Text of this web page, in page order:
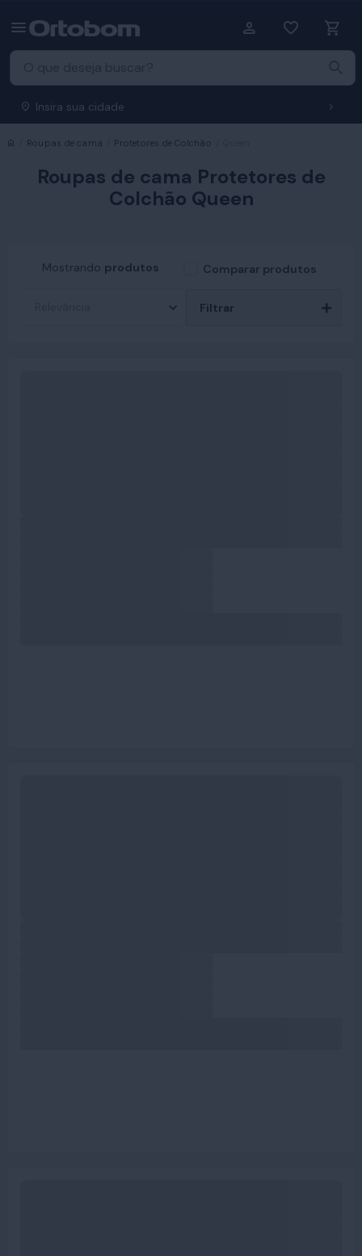
Insira sua cidade
Início
Roupas de cama Protetores de Colchão
Roupas de cama Protetores de
Colchão Queen
Mostrando produtos Comparar produtos
Filtrar